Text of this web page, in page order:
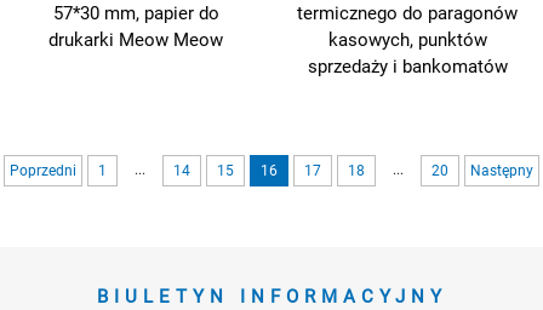
57*30 mm, papier do
drukarki Meow Meow
termicznego do paragonów
kasowych, punktów
sprzedaży i bankomatów
Poprzedni 1 ... 14 15 16 17 18 ... 20 Następny
BIULETYN INFORMACYJNY